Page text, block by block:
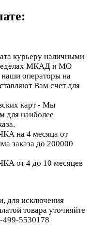
курьеру наличными
МКАД и МО
операторы на
Вам счет для
карт - Мы
для наиболее
на 4 месяца от
заказа до 200000
от 4 до 10 месяцев
для исключения
товара уточняйте
499-5530178